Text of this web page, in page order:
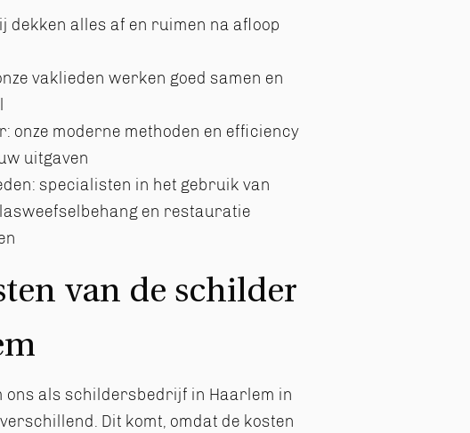
dekken alles af en ruimen na afloop
vaklieden werken goed samen en
onze moderne methoden en efficiency
uitgaven
specialisten in het gebruik van
en restauratie
van de schilder
ons als schildersbedrijf in Haarlem in
Dit komt, omdat de kosten